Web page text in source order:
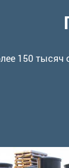
150 тысяч